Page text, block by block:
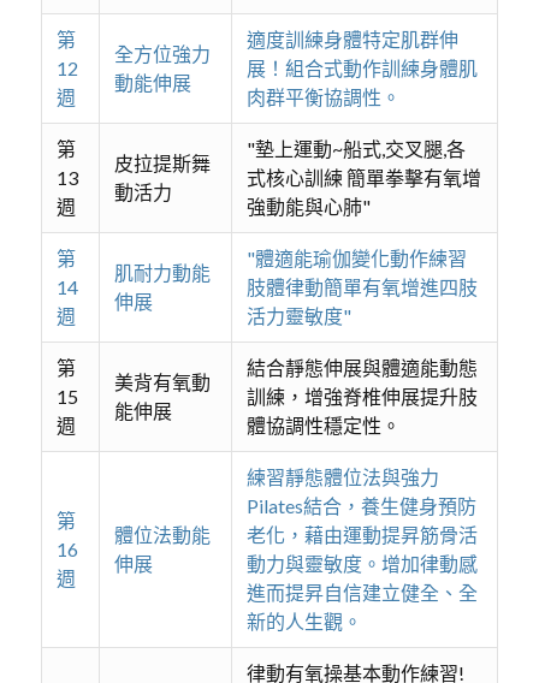
第
12
週
全方位強力
動能伸展
適度訓練身體特定肌群伸
展！組合式動作訓練身體肌
肉群平衡協調性。
第
13
週
皮拉提斯舞
動活力
"墊上運動~船式,交叉腿,各
式核心訓練 簡單拳擊有氧增
強動能與心肺"
第
14
週
肌耐力動能
伸展
"體適能瑜伽變化動作練習
肢體律動簡單有氧增進四肢
活力靈敏度"
第
15
週
美背有氧動
能伸展
結合靜態伸展與體適能動態
訓練，增強脊椎伸展提升肢
體協調性穩定性。
第
16
週
體位法動能
伸展
練習靜態體位法與強力
Pilates結合，養生健身預防
老化，藉由運動提昇筋骨活
動力與靈敏度。增加律動感
進而提昇自信建立健全、全
新的人生觀。
律動有氧操基本動作練習!